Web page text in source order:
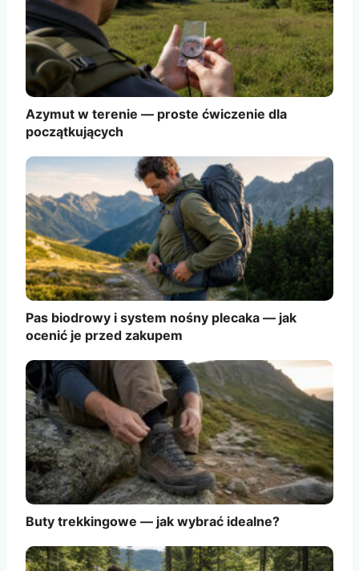
Azymut w terenie — proste ćwiczenie dla
początkujących
Pas biodrowy i system nośny plecaka — jak
ocenić je przed zakupem
Buty trekkingowe — jak wybrać idealne?